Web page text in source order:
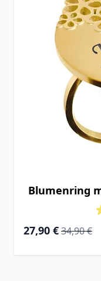
Blumenring
Special Price
27,90 € Regular
34,90 €